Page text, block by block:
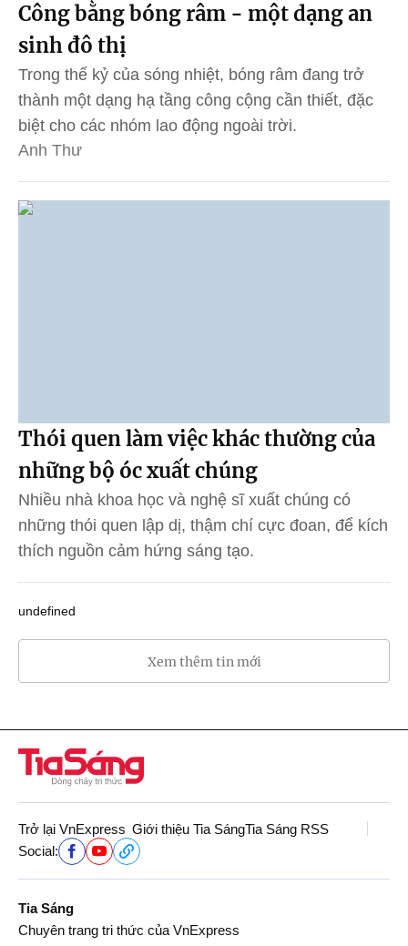
Công bằng bóng râm - một dạng an
sinh đô thị
Trong thế kỷ của sóng nhiệt, bóng râm đang trở
thành một dạng hạ tầng công cộng cần thiết, đặc
biệt cho các nhóm lao động ngoài trời.
Anh Thư
Thói quen làm việc khác thường của
những bộ óc xuất chúng
Nhiều nhà khoa học và nghệ sĩ xuất chúng có
những thói quen lập dị, thậm chí cực đoan, để kích
thích nguồn cảm hứng sáng tạo.
undefined
Xem thêm tin mới
Trở lại VnExpress Giới thiệu Tia SángTia Sáng RSS
Social:
Tia Sáng
Chuyên trang tri thức của VnExpress